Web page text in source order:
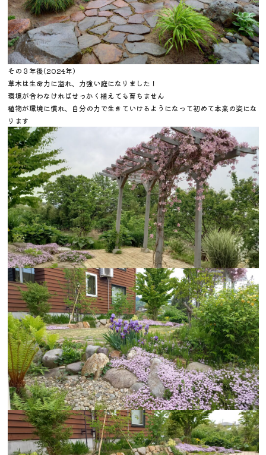
その３年後(2024年)
草木は生命力に溢れ、力強い庭になりました！
環境が合わなければせっかく植えても育ちません
植物が環境に慣れ、自分の力で生きていけるようになって初めて本来の姿にな
ります